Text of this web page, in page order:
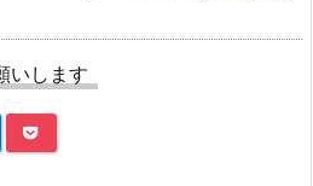
いします